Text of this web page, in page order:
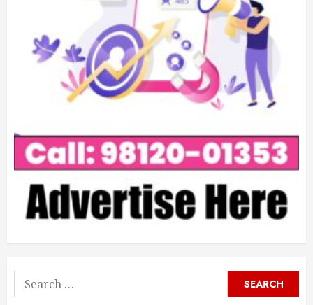
Search
for: